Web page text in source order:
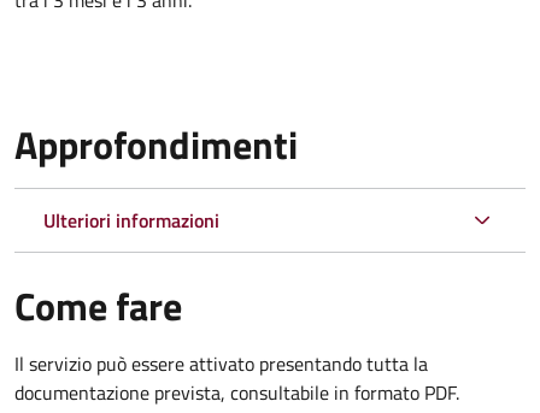
Approfondimenti
Ulteriori informazioni
Come fare
Il servizio può essere attivato presentando tutta la
documentazione prevista, consultabile in formato PDF.